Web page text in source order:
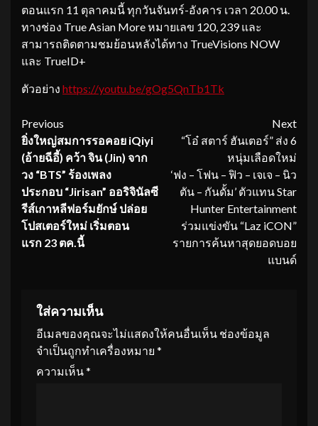
ตอนแรก 11 ตุลาคมนี้ ทุกวันจันทร์-อังคาร เวลา 20.00 น.
ทางช่อง True Asian More หมายเลข 120, 239 และ
สามารถติดตามชมย้อนหลังได้ทาง TrueVisions NOW
และ TrueID+
ตัวอย่าง https://youtu.be/gOg5QnTb1Tk
Continue
Reading
Previous
ยิ่งใหญ่สมการรอคอย iQiyi
(อ้ายฉีอี้) คว้า จิน (Jin) จาก
วง “BTS” ร้องเพลง
ประกอบ “Jirisan” ออริจินัลซี
รีส์เกาหลีฟอร์มยักษ์ ปล่อย
โปสเตอร์ใหม่ เริ่มตอน
แรก 23 ตค.นี้
Next
“โอ๋ สตาร์ ฮันเตอร์” ส่ง 6
หนุ่มเลือดใหม่
‘ฟง – โฟน – ฟิว – เจเจ – นิว
ตัน – กันดั้ม’ ตัวแทน Star
Hunter Entertainment
ร่วมแข่งขัน “Laz iCON”
รายการค้นหาสุดยอดบอย
แบนด์
ใส่ความเห็น
อีเมลของคุณจะไม่แสดงให้คนอื่นเห็น ช่องข้อมูล
จำเป็นถูกทำเครื่องหมาย *
ความเห็น*